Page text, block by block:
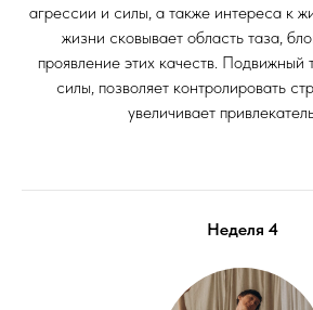
агрессии и силы, а также интереса к
жизни сковывает область таза,
проявление этих качеств.
силы, позволяет контролировать
увеличивает
Неделя 4